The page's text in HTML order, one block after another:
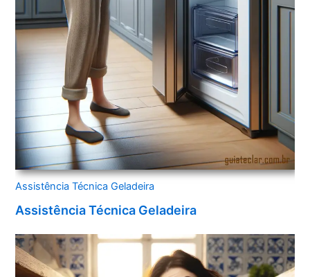
Assistência Técnica Geladeira
Assistência Técnica Geladeira